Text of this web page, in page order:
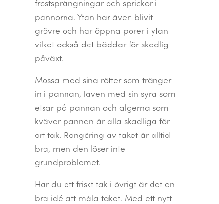
frostsprängningar och sprickor i
pannorna. Ytan har även blivit
grövre och har öppna porer i ytan
vilket också det bäddar för skadlig
påväxt.
Mossa med sina rötter som tränger
in i pannan, laven med sin syra som
etsar på pannan och algerna som
kväver pannan är alla skadliga för
ert tak. Rengöring av taket är alltid
bra, men den löser inte
grundproblemet.
Har du ett friskt tak i övrigt är det en
bra idé att måla taket. Med ett nytt